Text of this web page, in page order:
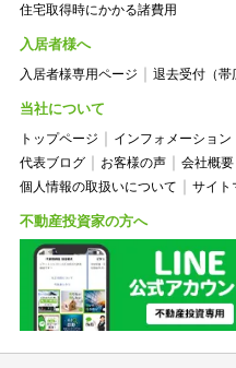
住宅取得時にかかる諸費用
入居者様へ
入居者様専用ページ 退去受付（帯
当社について
トップページ インフォメーション
代表ブログ
お客様の声 会社概要
個人情報の取扱いについて
サイト
不動産投資家の方へ